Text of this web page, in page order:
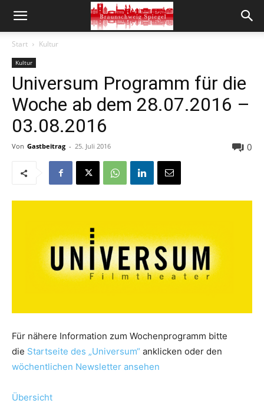
Start Kultur
Kultur
Universum Programm für die
Woche ab dem 28.07.2016 –
03.08.2016
Von Gastbeitrag - 25. Juli 2016 0
Für nähere Information zum Wochenprogramm bitte
die Startseite des „Universum“ anklicken oder den
wöchentlichen Newsletter ansehen
Übersicht